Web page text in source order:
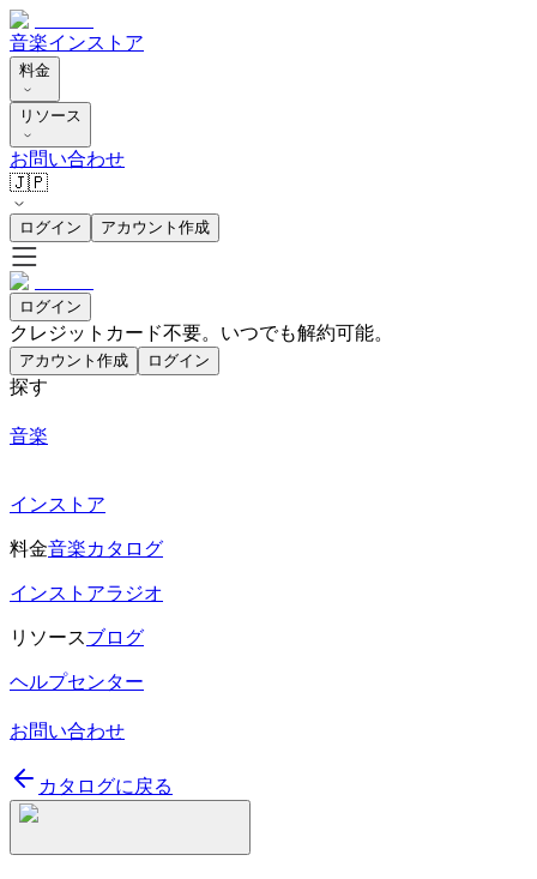
音楽インストア
料金
リソース
お問い合わせ
🇯🇵
ログイン アカウント作成
ログイン
クレジットカード不要。いつでも解約可能。
アカウント作成 ログイン
探す
音楽
インストア
料金音楽カタログ
インストアラジオ
リソースブログ
ヘルプセンター
お問い合わせ
カタログに戻る